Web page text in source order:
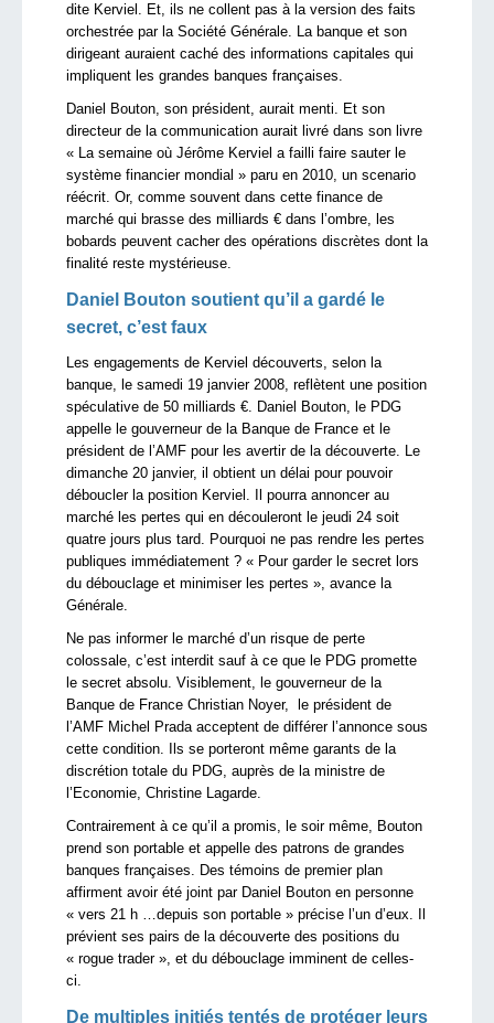
dite Kerviel. Et, ils ne collent pas à la version des faits
orchestrée par la Société Générale. La banque et son
dirigeant auraient caché des informations capitales qui
impliquent les grandes banques françaises.
Daniel Bouton, son président, aurait menti. Et son
directeur de la communication aurait livré dans son livre
« La semaine où Jérôme Kerviel a failli faire sauter le
système financier mondial » paru en 2010, un scenario
réécrit. Or, comme souvent dans cette finance de
marché qui brasse des milliards € dans l’ombre, les
bobards peuvent cacher des opérations discrètes dont la
finalité reste mystérieuse.
Daniel Bouton soutient qu’il a gardé le
secret, c’est faux
Les engagements de Kerviel découverts, selon la
banque, le samedi 19 janvier 2008, reflètent une position
spéculative de 50 milliards €. Daniel Bouton, le PDG
appelle le gouverneur de la Banque de France et le
président de l’AMF pour les avertir de la découverte. Le
dimanche 20 janvier, il obtient un délai pour pouvoir
déboucler la position Kerviel. Il pourra annoncer au
marché les pertes qui en découleront le jeudi 24 soit
quatre jours plus tard. Pourquoi ne pas rendre les pertes
publiques immédiatement ? « Pour garder le secret lors
du débouclage et minimiser les pertes », avance la
Générale.
Ne pas informer le marché d’un risque de perte
colossale, c’est interdit sauf à ce que le PDG promette
le secret absolu. Visiblement, le gouverneur de la
Banque de France Christian Noyer, le président de
l’AMF Michel Prada acceptent de différer l’annonce sous
cette condition. Ils se porteront même garants de la
discrétion totale du PDG, auprès de la ministre de
l’Economie, Christine Lagarde.
Contrairement à ce qu’il a promis, le soir même, Bouton
prend son portable et appelle des patrons de grandes
banques françaises. Des témoins de premier plan
affirment avoir été joint par Daniel Bouton en personne
« vers 21 h …depuis son portable » précise l’un d’eux. Il
prévient ses pairs de la découverte des positions du
« rogue trader », et du débouclage imminent de celles-
ci.
De multiples initiés tentés de protéger leurs